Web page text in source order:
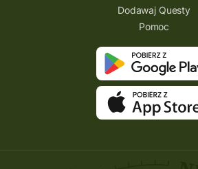
Dodawaj Questy
Pomoc